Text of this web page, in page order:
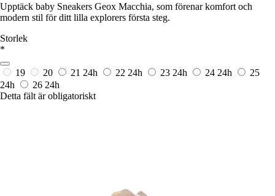
Upptäck baby Sneakers Geox Macchia, som förenar komfort och
modern stil för ditt lilla explorers första steg.
Storlek
*
19 20 21 24h 22 24h 23 24h 24 24h
25
24h
26 24h
Detta fält är obligatoriskt